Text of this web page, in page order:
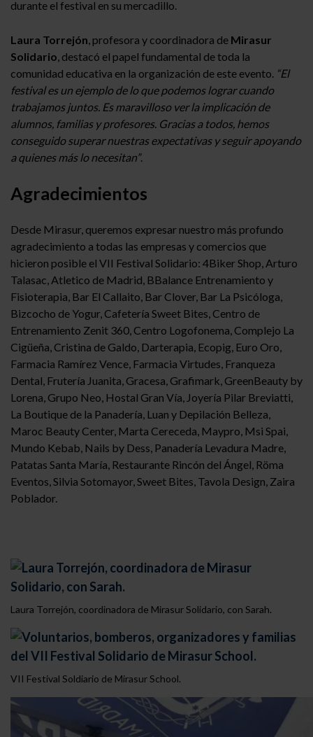
durante el festival en su mercadillo.
Laura Torrejón, profesora y coordinadora de Mirasur
Solidario, destacó el papel fundamental de toda la
comunidad educativa en la organización de este evento. “El
festival es un ejemplo de lo que podemos lograr cuando
trabajamos juntos. Es maravilloso ver la implicación de
alumnos, familias y profesores. Gracias a todos, hemos
conseguido superar nuestras expectativas y seguir apoyando
a quienes más lo necesitan”.
Agradecimientos
Desde Mirasur, queremos expresar nuestro más profundo
agradecimiento a todas las empresas y comercios que
hicieron posible el VII Festival Solidario: 4Biker Shop, Arturo
Talasac, Atletico de Madrid, BBalance Entrenamiento y
Fisioterapia, Bar El Callaito, Bar Clover, Bar La Psicóloga,
Bizcocho de Yogur, Cafetería Sweet Bites, Centro de
Entrenamiento Zenit 360, Centro Logofonema, Complejo La
Cigüeña, Cristina de Galdo, Darterapia, Ecopig, Euro Oro,
Farmacia Ramírez Vence, Farmacia Virtudes, Franqueza
Dental, Frutería Juanita, Gracesa, Grafimark, GreenBeauty by
Lorena, Grupo Neo, Hostal Gran Vía, Joyería Pilar Breviatti,
La Boutique de la Panadería, Luan y Depilación Belleza,
Maroc Beauty Center, Marta Cereceda, Maypro, Msi Spai,
Mundo Kebab, Nails by Dess, Panadería Levadura Madre,
Patatas Santa María, Restaurante Rincón del Ángel, Röma
Eventos, Silvia Sotomayor, Sweet Bites, Tavola Design, Zaira
Poblador.
Laura Torrejón, coordinadora de Mirasur Solidario, con Sarah.
VII Festival Soldiario de Mirasur School.